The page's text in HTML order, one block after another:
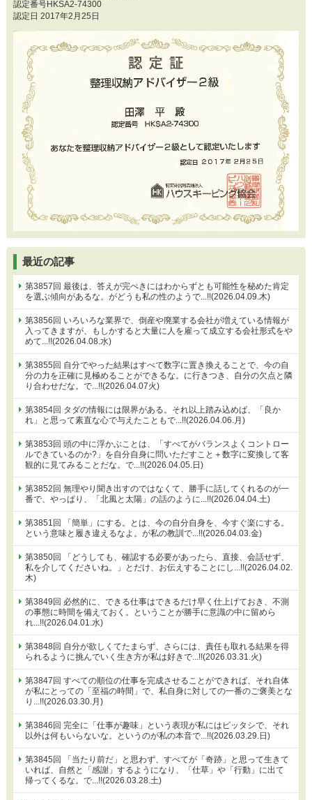
認定番号HKSA2-74300
認定日 2017年2月25日
最近の記事
第3857回 最後は、答えが完ぺきにはわからずとも可能性を秘めた肯定
を選ぶ傾向があるな。がどうも私の性のようで...!!(2026.04.09.木)
第3856回 いろいろな業界で、倒産や廃業する会社が増えている情報が
入ってきますが、もしかすると大量に人を雇って成立する会社形式をや
めて...!!(2026.04.08.水)
第3855回 自分でやった結果はすべて数字に置き換えることで、今の自
分の力を正確に見極めることができるな。に行きつき、自分の欠点と隣
り合わせだな。で...!!(2026.04.07火)
第3854回 タダの情報には限界がある。それ以上踏み込めば、「良か
れ」と思って素直な心で与えたこともで...!!(2026.04.06.月)
第3853回 頭の中に浮かぶことは、「すべてがバランスよくコントロー
ルできているのか?」を自分自身に問いただすこと＋数字に変換して客
観的に見てみることだな。で...!!(2026.04.05.日)
第3852回 無理やり聞き出すのではなくて、勝手に話してくれるのが一
番で、やっぱり、「北風と太陽」の話のように...!!(2026.04.04.土)
第3851回 「簡単」にする。とは、今の自分自身を、今すぐ楽にする。
という意味と履き違えるなよ。が私の教訓で...!!(2026.04.03.金)
第3850回 「どうしても、確認する必要があったら、直接、会話せず、
私を介してくださいね。」とだけ、お伝えすることにし...!!(2026.04.02.
木)
第3849回 必然的に、できる仕事はできるだけ早く仕上げておき、不測
の事態に時間を備えておく。ということが勝手に意識の中に留めら
れ...!!(2026.04.01.水)
第3848回 自分が欲しくてたまらず、さらには、責任も取れる結果を得
られるように挑んでいく生き方が私は好きで...!!(2026.03.31.火)
第3847回 すべての順位の仕事を完成させることができれば、それ自体
が私にとっての「至福の時間」で、私自身に対しての一番のご褒美とな
り...!!(2026.03.30.月)
第3846回 完全に「仕事が趣味」という表現が私にはピッタシで、それ
以外は何もいらないな。というのが私の本音で...!!(2026.03.29.日)
第3845回 「当たり前だ」と思わず、すべてが「奇跡」と思って生きて
いれば、自然と「感謝」するようになり、「仕草」や「行動」に出て
帰ってくるな。で...!!(2026.03.28.土)